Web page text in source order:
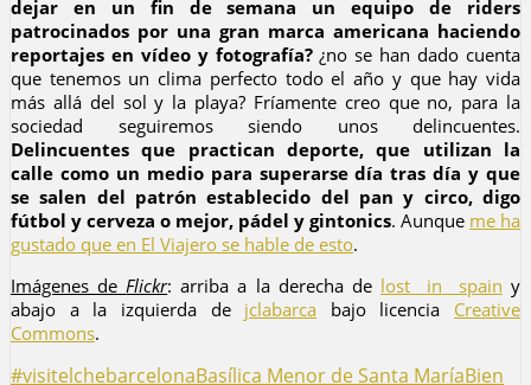
dejar en un fin de semana un equipo de riders
patrocinados por una gran marca americana haciendo
reportajes en vídeo y fotografía?¿no se han dado cuenta
que tenemos un clima perfecto todo el año y que hay vida
más allá del sol y la playa? Fríamente creo que no, para la
sociedad seguiremos siendo unos delincuentes.
Delincuentes que practican deporte, que utilizan la
calle como un medio para superarse día tras día y que
se salen del patrón establecido del pan y circo, digo
fútbol y cerveza o mejor, pádel y gintonics. Aunque me ha
gustado que en El Viajero se hable de esto.
Imágenes de Flickr: arriba a la derecha de lost__in__spain y
abajo a la izquierda de jclabarca bajo licencia Creative
Commons.
#visitelchebarcelonaBasílica Menor de Santa MaríaBien